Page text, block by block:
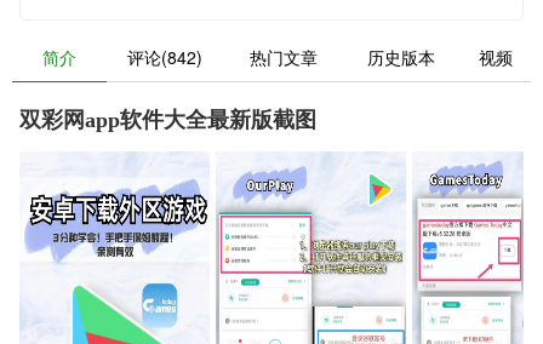
简介 评论(842) 热门文章 历史版本 视频
双彩网app软件大全最新版截图